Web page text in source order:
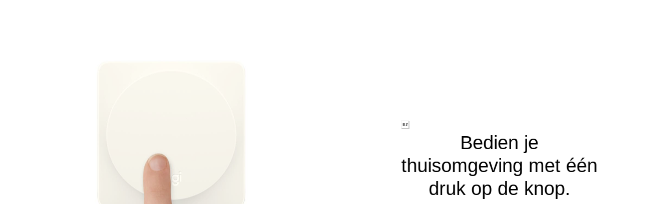

Bedien je
thuisomgeving met één
druk op de knop.